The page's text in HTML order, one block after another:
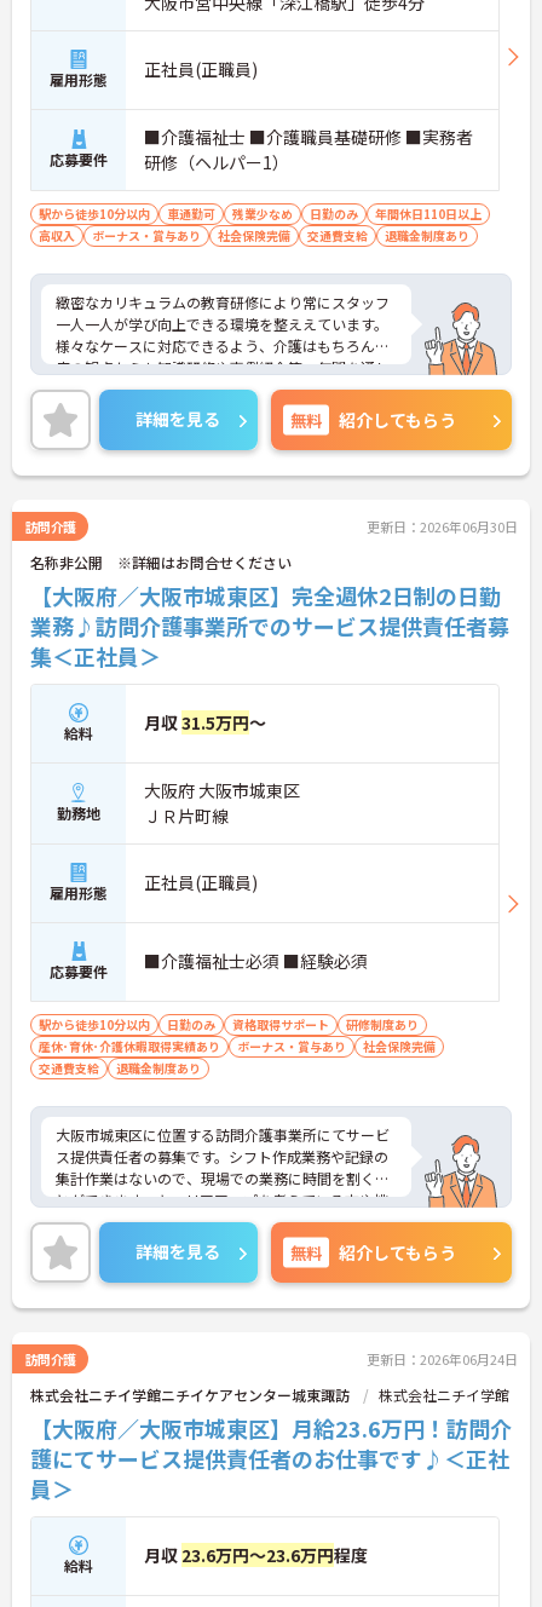
雇用形態 正社員(正職員)
応募要件
■介護福祉士 ■介護職員基礎研修 ■実務者
研修（ヘルパー1）
駅から徒歩10分以内 車通勤可 残業少なめ 日勤のみ
年間休日110日以上
高収入
ボーナス・賞与あり 社会保険完備 交通費支給 退職金制度あり
緻密なカリキュラムの教育研修により常にスタッフ
一人一人が学び向上できる環境を整ええています。
様々なケースに対応できるよう、介護はもちろん医
療の観点からも知識研修や事例紹介等、年間を通し
て各サービスのスタッフから幹部社員まで教育研修
を行っています。詳細を見る 無料 紹介してもらう
訪問介護 更新日：2026年06月30日
名称非公開 ※詳細はお問合せください
【大阪府／大阪市城東区】完全週休2日制の日勤
業務♪訪問介護事業所でのサービス提供責任者募
集＜正社員＞
給料 月収31.5万円～
勤務地
大阪府 大阪市城東区
ＪＲ片町線
雇用形態 正社員(正職員)
応募要件 ■介護福祉士必須 ■経験必須
駅から徒歩10分以内 日勤のみ 資格取得サポート
研修制度あり
産休･育休･介護休暇取得実績あり
ボーナス・賞与あり
社会保険完備
交通費支給
退職金制度あり
大阪市城東区に位置する訪問介護事業所にてサービ
ス提供責任者の募集です。シフト作成業務や記録の
集計作業はないので、現場での業務に時間を割くこ
とができます。キャリアアップを考えている方や挑
戦したい方へもおすすめです◎手当が充実している
ので、安心して働きやすい環境が整っています♪業
務経験や資格をぜひ職場で活かしてみませんか？ご
興味ある方は面接ポイントをお伝えしますので、お
気軽にご連絡ください。
詳細を見る 無料 紹介してもらう
訪問介護 更新日：2026年06月24日
株式会社ニチイ学館ニチイケアセンター城東諏訪 株式会社ニチイ学館
【大阪府／大阪市城東区】月給23.6万円！訪問介
護にてサービス提供責任者のお仕事です♪＜正社
員＞
給料 月収 23.6万円～23.6万円程度